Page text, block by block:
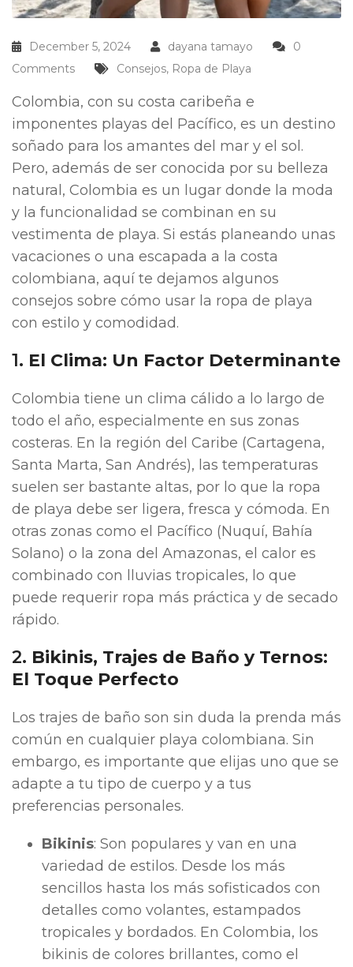
December 5, 2024 dayana tamayo
0
Comments
Consejos, Ropa de Playa
Colombia, con su costa caribeña e
imponentes playas del Pacífico, es un destino
soñado para los amantes del mar y el sol.
Pero, además de ser conocida por su belleza
natural, Colombia es un lugar donde la moda
y la funcionalidad se combinan en su
vestimenta de playa. Si estás planeando unas
vacaciones o una escapada a la costa
colombiana, aquí te dejamos algunos
consejos sobre cómo usar la ropa de playa
con estilo y comodidad.
1. El Clima: Un Factor Determinante
Colombia tiene un clima cálido a lo largo de
todo el año, especialmente en sus zonas
costeras. En la región del Caribe (Cartagena,
Santa Marta, San Andrés), las temperaturas
suelen ser bastante altas, por lo que la ropa
de playa debe ser ligera, fresca y cómoda. En
otras zonas como el Pacífico (Nuquí, Bahía
Solano) o la zona del Amazonas, el calor es
combinado con lluvias tropicales, lo que
puede requerir ropa más práctica y de secado
rápido.
2. Bikinis, Trajes de Baño y Ternos:
El Toque Perfecto
Los trajes de baño son sin duda la prenda más
común en cualquier playa colombiana. Sin
embargo, es importante que elijas uno que se
adapte a tu tipo de cuerpo y a tus
preferencias personales.
Bikinis: Son populares y van en una
variedad de estilos. Desde los más
sencillos hasta los más sofisticados con
detalles como volantes, estampados
tropicales y bordados. En Colombia, los
bikinis de colores brillantes, como el